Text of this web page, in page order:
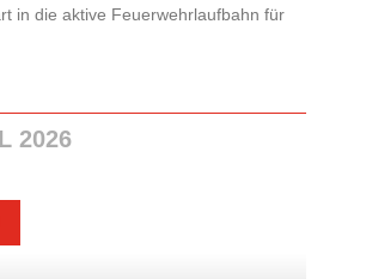
in die aktive Feuerwehrlaufbahn für
2026